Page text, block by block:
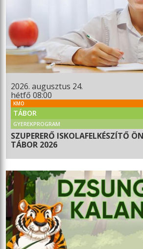
2026. augusztus 24.
hétfő 08:00
KMO
TÁBOR
GYEREKPROGRAM
SZUPERERŐ ISKOLAFELKÉSZÍTŐ
TÁBOR 2026